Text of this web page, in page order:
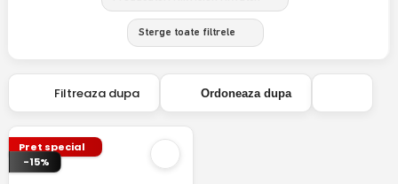
Sterge toate filtrele
Filtreaza dupa Ordoneaza dupa
Pret special
-15%